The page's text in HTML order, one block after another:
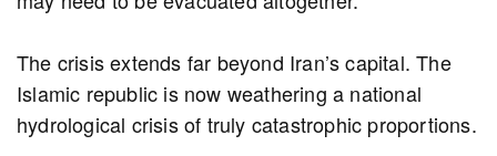
The crisis extends far beyond Iran’s capital. The
Islamic republic is now weathering a national
hydrological crisis of truly catastrophic proportions.